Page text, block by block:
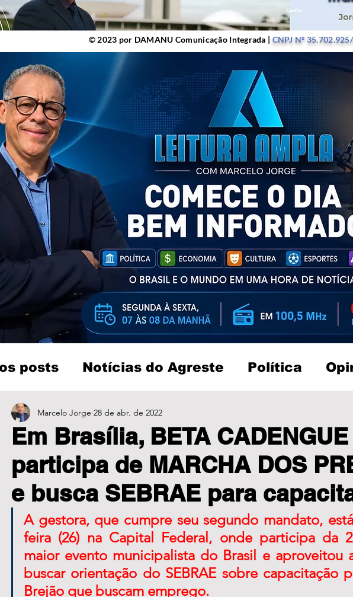
© 2023 por DAMANU Comunicação Integrada | CNPJ Nº
posts Notícias do Agreste Política
Em Brasília, BETA CADENGUE
participa de MARCHA DOS
e busca SEBRAE para
Marcelo Jorge 28 de abr. de 2022
A gestora, que cumpre seu segundo mandato,
feira (26) na Capital Federal, onde participa da
maior evento municipalista do Brasil e aproveitou
buscar orientação do SEBRAE sobre capacitação
Brejão que buscam emprego.